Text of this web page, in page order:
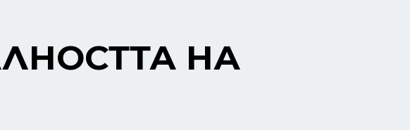
НА